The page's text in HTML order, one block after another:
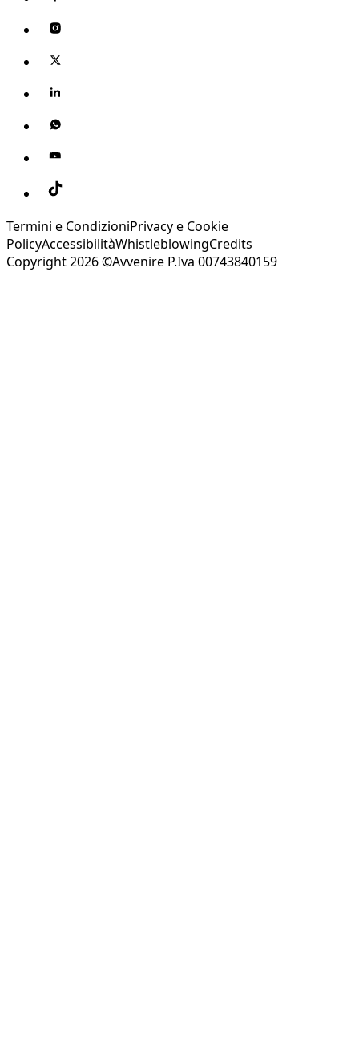
Termini e CondizioniPrivacy e Cookie
PolicyAccessibilitàWhistleblowingCredits
Copyright 2026 ©Avvenire P.Iva 00743840159